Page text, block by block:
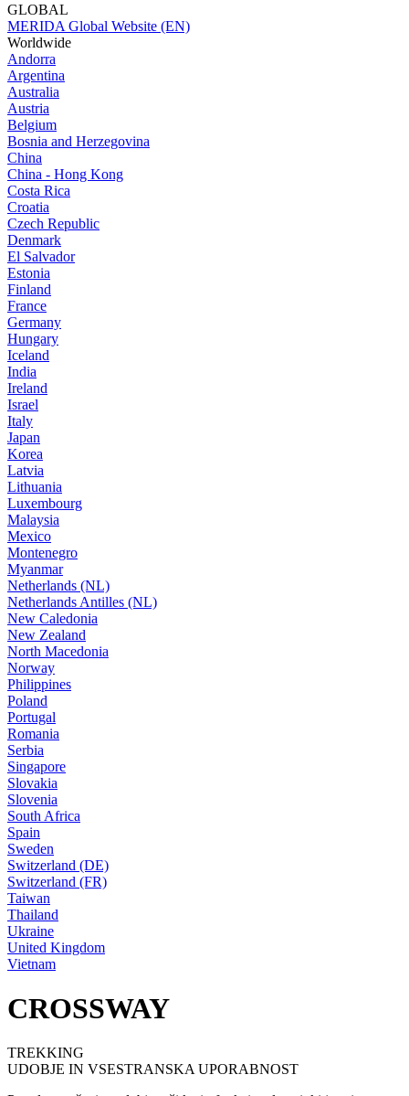
GLOBAL
MERIDA Global Website (EN)
Worldwide
Andorra
Argentina
Australia
Austria
Belgium
Bosnia and Herzegovina
China
China - Hong Kong
Costa Rica
Croatia
Czech Republic
Denmark
El Salvador
Estonia
Finland
France
Germany
Hungary
Iceland
India
Ireland
Israel
Italy
Japan
Korea
Latvia
Lithuania
Luxembourg
Malaysia
Mexico
Montenegro
Myanmar
Netherlands (NL)
Netherlands Antilles (NL)
New Caledonia
New Zealand
North Macedonia
Norway
Philippines
Poland
Portugal
Romania
Serbia
Singapore
Slovakia
Slovenia
South Africa
Spain
Sweden
Switzerland (DE)
Switzerland (FR)
Taiwan
Thailand
Ukraine
United Kingdom
Vietnam
CROSSWAY
TREKKING
UDOBJE IN VSESTRANSKA UPORABNOST